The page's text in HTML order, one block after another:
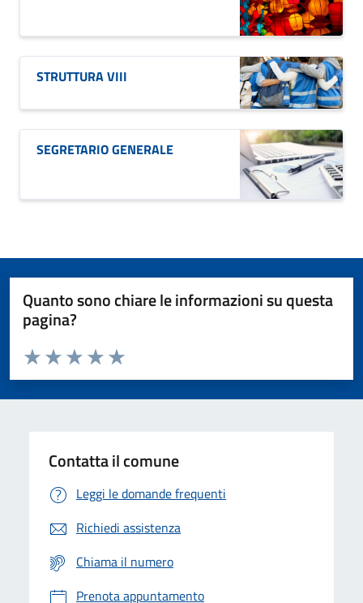
STRUTTURA VIII
SEGRETARIO GENERALE
Quanto sono chiare le informazioni su questa
pagina?
Domanda
Valuta da 1 a 5 stelle la pagina
Valuta 5 stelle su 5
Valuta 4 stelle su 5
Valuta 3 stelle su 5
Valuta 2 stelle su 5
Valuta 1 stelle su 5
Contatta il comune
Leggi le domande frequenti
Richiedi assistenza
Chiama il numero
Prenota appuntamento